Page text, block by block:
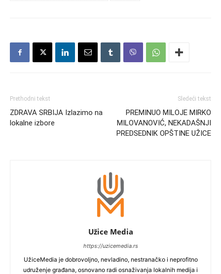
Prethodni tekst
ZDRAVA SRBIJA Izlazimo na
lokalne izbore
Sledeći tekst
PREMINUO MILOJE MIRKO
MILOVANOVIĆ, NEKADAŠNJI
PREDSEDNIK OPŠTINE UŽICE
Užice Media
https://uzicemedia.rs
UžiceMedia je dobrovoljno, nevladino, nestranačko i neprofitno
udruženje građana, osnovano radi osnaživanja lokalnih medija i